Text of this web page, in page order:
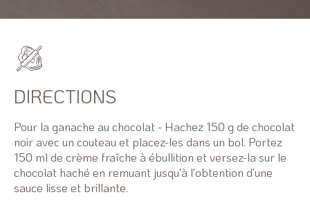
DIRECTIONS
Pour la ganache au chocolat - Hachez 150 g de chocolat
noir avec un couteau et placez-les dans un bol. Portez
150 ml de crème fraîche à ébullition et versez-la sur le
chocolat haché en remuant jusqu'à l'obtention d'une
sauce lisse et brillante.